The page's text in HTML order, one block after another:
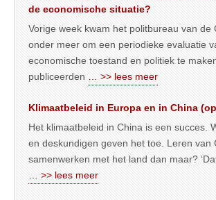
de economische situatie?
Vorige week kwam het politbureau van de
onder meer om een periodieke evaluatie
economische toestand en politiek te
publiceerden … >> lees meer
Klimaatbeleid in Europa en in China
Het klimaatbeleid in China is een succes.
en deskundigen geven het toe. Leren van
samenwerken met het land dan maar?
… >> lees meer